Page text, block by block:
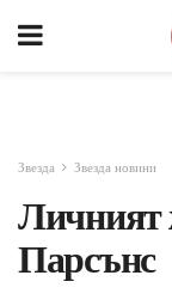
Звезда Звезда новини
Парсънс